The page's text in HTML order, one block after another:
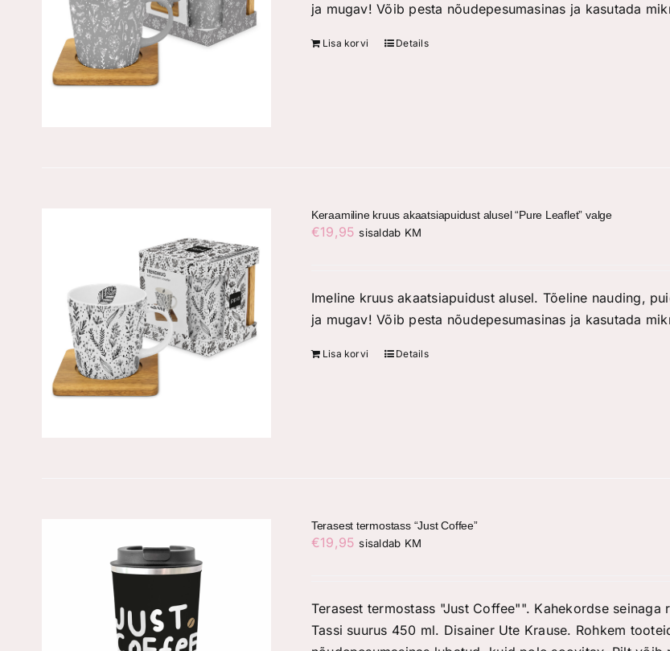
ja mugav! Võib pesta nõudepesumasinas ja kasutada
Lisa korvi Details
Keraamiline kruus akaatsiapuidust alusel “Pure Leaflet” valge
€19,95 sisaldab KM
Imeline kruus akaatsiapuidust alusel. Tõeline nauding,
ja mugav! Võib pesta nõudepesumasinas ja kasutada
Lisa korvi Details
Terasest termostass “Just Coffee”
€19,95 sisaldab KM
Terasest termostass "Just Coffee"". Kahekordse
Tassi suurus 450 ml. Disainer Ute Krause. Rohkem